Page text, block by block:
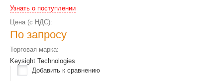
Узнать о поступлении
Цена (с НДС):
По запросу
Торговая марка:
Keysight Technologies
Добавить к сравнению